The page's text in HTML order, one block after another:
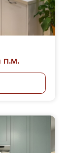
п.м.